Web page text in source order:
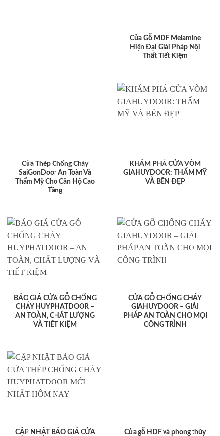
Cửa Gỗ MDF Melamine
Hiện Đại Giải Pháp Nội
Thất Tiết Kiệm
Cửa Thép Chống Cháy
SaiGonDoor An Toàn Và
Thẩm Mỹ Cho Căn Hộ Cao
Tầng
KHÁM PHÁ CỬA VÒM
GIAHUYDOOR: THẨM MỸ
VÀ BỀN ĐẸP
BÁO GIÁ CỬA GỖ CHỐNG
CHÁY HUYPHATDOOR –
AN TOÀN, CHẤT LƯỢNG
VÀ TIẾT KIỆM
CỬA GỖ CHỐNG CHÁY
GIAHUYDOOR – GIẢI
PHÁP AN TOÀN CHO MỌI
CÔNG TRÌNH
CẬP NHẬT BÁO GIÁ CỬA
Cửa gỗ HDF và phong thủy